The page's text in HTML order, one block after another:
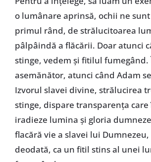
o lumânare aprinsă, ochii ne
primul rând, de strălucitoarea
pâlpâindă a flăcării. Doar atunci
stinge, vedem și fitilul fumegând.
asemănător, atunci când Adam
Izvorul slavei divine, strălucirea
stinge, dispare transparența care
iradieze lumina și gloria
flacără vie a slavei lui Dumnezeu,
deodată, ca un fitil stins al unei